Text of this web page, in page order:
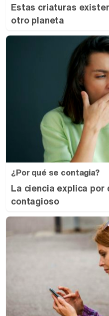
Estas criaturas
otro planeta
¿Por qué se contagia?
La ciencia explica por
contagioso